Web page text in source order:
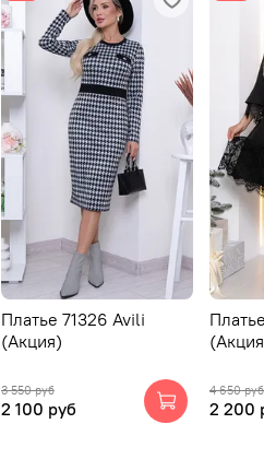
Платье 71326 Avili
(Акция)
3 550 руб
2 100 руб
4 650 руб
2 200